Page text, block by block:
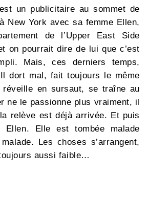
un publicitaire au sommet de
New York avec sa femme Ellen,
de l’Upper East Side
on pourrait dire de lui que c’est
Mais, ces derniers temps,
dort mal, fait toujours le même
réveille en sursaut, se traîne au
ne le passionne plus vraiment, il
relève est déjà arrivée. Et puis
Ellen. Elle est tombée malade
Les choses s’arrangent,
aussi faible…